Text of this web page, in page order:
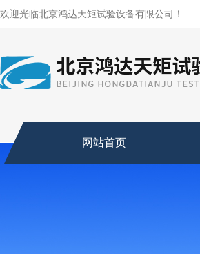
欢迎光临北京鸿达天矩试验设备有限公司！
网站首页